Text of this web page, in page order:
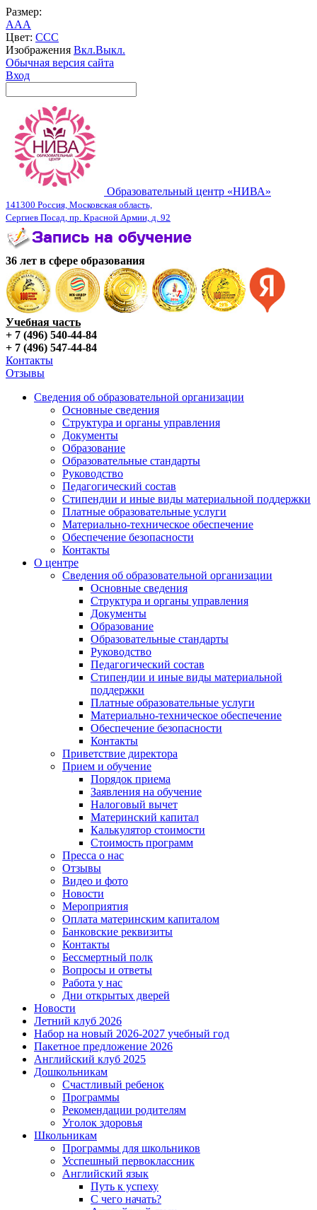
Размер:
AAA
Цвет: CCC
Изображения Вкл.Выкл.
Обычная версия сайта
Вход
Образовательный центр «НИВА»
141300 Россия, Московская область,
Сергиев Посад, пр. Красной Армии, д. 92
36 лет в сфере образования
Учебная часть
+ 7 (496) 540-44-84
+ 7 (496) 547-44-84
Контакты
Отзывы
Сведения об образовательной организации
Основные сведения
Структура и органы управления
Документы
Образование
Образовательные стандарты
Руководство
Педагогический состав
Стипендии и иные виды материальной поддержки
Платные образовательные услуги
Материально-техническое обеспечение
Обеспечение безопасности
Контакты
О центре
Сведения об образовательной организации
Основные сведения
Структура и органы управления
Документы
Образование
Образовательные стандарты
Руководство
Педагогический состав
Стипендии и иные виды материальной
поддержки
Платные образовательные услуги
Материально-техническое обеспечение
Обеспечение безопасности
Контакты
Приветствие директора
Прием и обучение
Порядок приема
Заявления на обучение
Налоговый вычет
Материнский капитал
Калькулятор стоимости
Стоимость программ
Пресса о нас
Отзывы
Видео и фото
Новости
Мероприятия
Оплата материнским капиталом
Банковские реквизиты
Контакты
Бессмертный полк
Вопросы и ответы
Работа у нас
Дни открытых дверей
Новости
Летний клуб 2026
Набор на новый 2026-2027 учебный год
Пакетное предложение 2026
Английский клуб 2025
Дошкольникам
Счастливый ребенок
Программы
Рекомендации родителям
Уголок здоровья
Школьникам
Программы для школьников
Усспешный первоклассник
Английский язык
Путь к успеху
С чего начать?